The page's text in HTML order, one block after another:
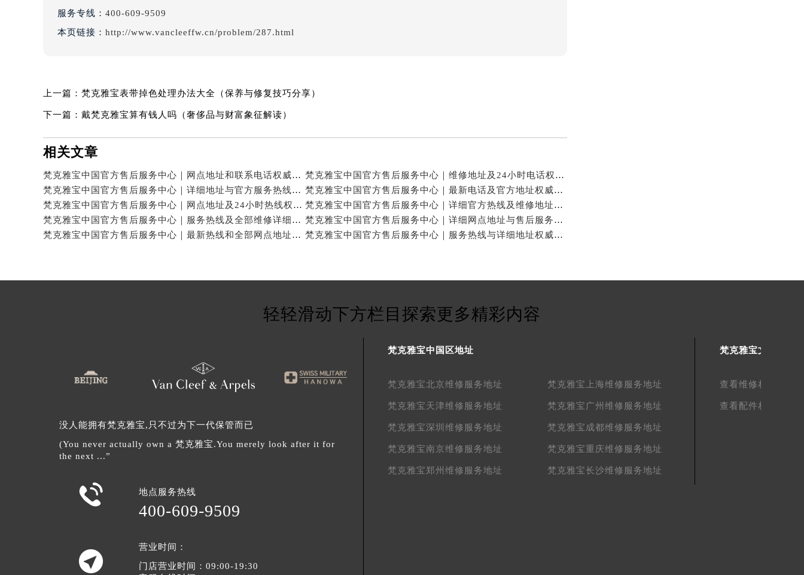
服务专线： 400-609-9509
本页链接： http://www.vancleeffw.cn/problem/287.html
上一篇： 梵克雅宝表带掉色处理办法大全（保养与修复技巧分享）
下一篇： 戴梵克雅宝算有钱人吗（奢侈品与财富象征解读）
相关文章
梵克雅宝中国官方售后服务中心｜网点地址和联系电话权威信息公示（2026年7月最新）
梵克雅宝中国官方售后服务中心｜维修地址及24小时电话权威信息公示（2026年7月最新）
梵克雅宝中国官方售后服务中心｜详细地址与官方服务热线权威信息公示（2026年7月最新）
梵克雅宝中国官方售后服务中心｜最新电话及官方地址权威信息公示（2026年7月最新）
梵克雅宝中国官方售后服务中心｜网点地址及24小时热线权威信息公示（2026年7月最新）
梵克雅宝中国官方售后服务中心｜详细官方热线及维修地址权威信息公示（2026年7月最新）
梵克雅宝中国官方售后服务中心｜服务热线及全部维修详细地址权威信息公示（2026年7月最新）
梵克雅宝中国官方售后服务中心｜详细网点地址与售后服务电话权威信息公示（2026年7月最新）
梵克雅宝中国官方售后服务中心｜最新热线和全部网点地址权威信息公示（2026年7月最新）
梵克雅宝中国官方售后服务中心｜服务热线与详细地址权威信息公示（2026年7月最新）
轻轻滑动下方栏目探索更多精彩内容
没人能拥有梵克雅宝,只不过为下一代保管而已
(You never actually own a 梵克雅宝.You merely look after it for
the next ...”
 地点服务热线
400-609-9509

营业时间：
门店营业时间：09:00-19:30
梵克雅宝中国区地址
梵克雅宝北京维修服务地址 梵克雅宝上海维修服务地址
梵克雅宝天津维修服务地址 梵克雅宝广州维修服务地址
梵克雅宝深圳维修服务地址 梵克雅宝成都维修服务地址
梵克雅宝南京维修服务地址 梵克雅宝重庆维修服务地址
梵克雅宝郑州维修服务地址 梵克雅宝长沙维修服务地址
梵克雅宝文章库
查看维修相关文章
查看配件相关文章